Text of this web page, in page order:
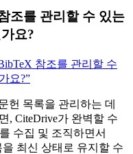
조를 관리할 수 있는
요?
참조를 관리할 수
요?”
헌 목록을 관리하는 데
, CiteDrive가 완벽할 수
수집 및 조직하면서
최신 상태로 유지할 수